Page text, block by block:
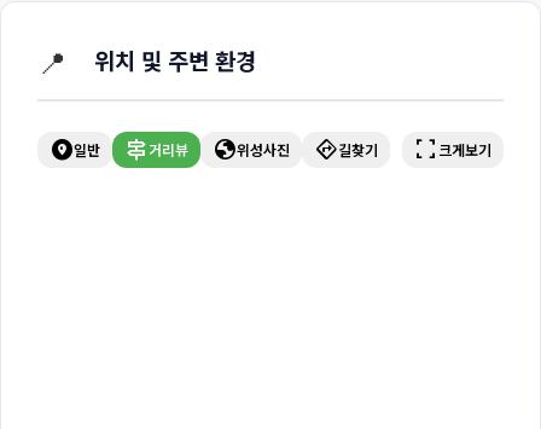
📍 위치 및 주변 환경
explore_nearby일반 signpost거리뷰 globe위성사진 directions길찾기 fullscreen 크게보기